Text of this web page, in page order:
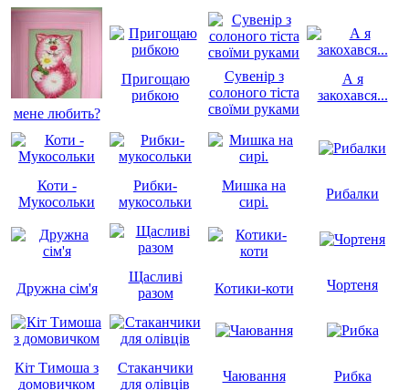
мене любить?
Пригощаю
рибкою
Сувенір з
солоного тіста
своїми руками
А я
закохався...
Коти -
Мукосольки
Рибки-
мукосольки
Мишка на
сирі.
Рибалки
Дружна сім'я
Щасливі
разом
Котики-коти Чортеня
Кіт Тимоша з
домовичком
Стаканчики
для олівців
Чаювання Рибка